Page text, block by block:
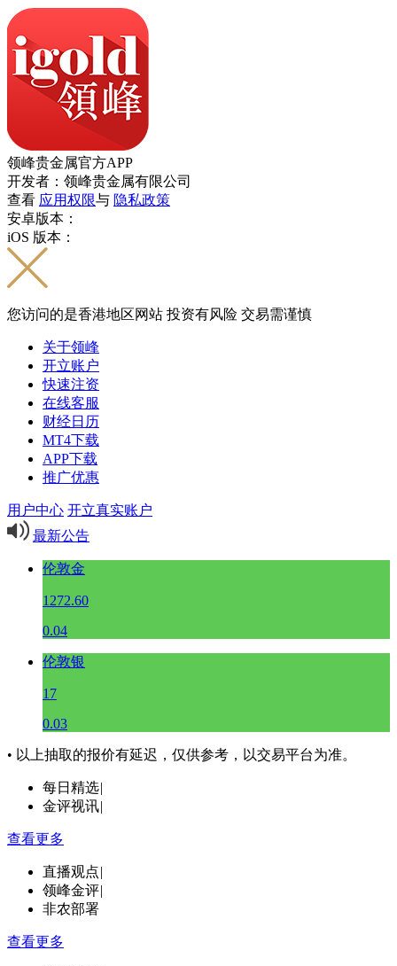
领峰贵金属官方APP
开发者：领峰贵金属有限公司
查看 应用权限与 隐私政策
安卓版本：
iOS 版本：
您访问的是香港地区网站 投资有风险 交易需谨慎
关于领峰
开立账户
快速注资
在线客服
财经日历
MT4下载
APP下载
推广优惠
用户中心 开立真实账户
最新公告
伦敦金
1272.60
0.04
伦敦银
17
0.03
• 以上抽取的报价有延迟，仅供参考，以交易平台为准。
每日精选|
金评视讯|
查看更多
直播观点|
领峰金评|
非农部署
查看更多